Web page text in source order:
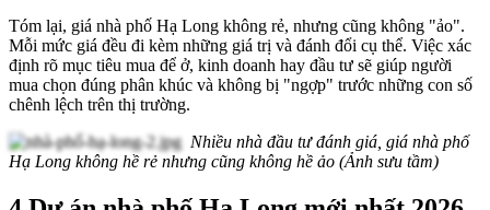
Tóm lại, giá nhà phố Hạ Long không rẻ, nhưng cũng không "ảo".
Mỗi mức giá đều đi kèm những giá trị và đánh đổi cụ thể. Việc xác
định rõ mục tiêu mua để ở, kinh doanh hay đầu tư sẽ giúp người
mua chọn đúng phân khúc và không bị "ngợp" trước những con số
chênh lệch trên thị trường.
Nhiều nhà đầu tư đánh giá, giá nhà phố
Hạ Long không hề rẻ nhưng cũng không hề ảo (Ảnh sưu tầm)